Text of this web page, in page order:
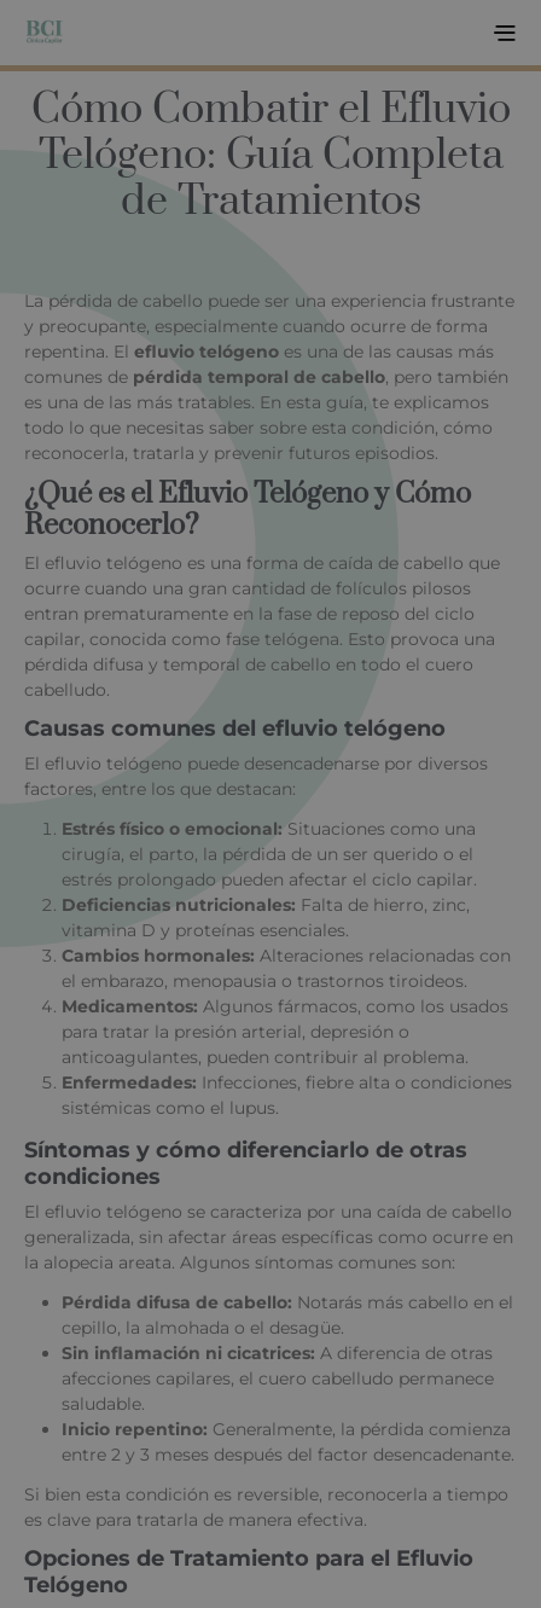
Cómo Combatir el Efluvio
Telógeno: Guía Completa
de Tratamientos
La pérdida de cabello puede ser una experiencia frustrante
y preocupante, especialmente cuando ocurre de forma
repentina. El efluvio telógeno es una de las causas más
comunes de pérdida temporal de cabello, pero también
es una de las más tratables. En esta guía, te explicamos
todo lo que necesitas saber sobre esta condición, cómo
reconocerla, tratarla y prevenir futuros episodios.
¿Qué es el Efluvio Telógeno y Cómo
Reconocerlo?
El efluvio telógeno es una forma de caída de cabello que
ocurre cuando una gran cantidad de folículos pilosos
entran prematuramente en la fase de reposo del ciclo
capilar, conocida como fase telógena. Esto provoca una
pérdida difusa y temporal de cabello en todo el cuero
cabelludo.
Causas comunes del efluvio telógeno
El efluvio telógeno puede desencadenarse por diversos
factores, entre los que destacan:
Estrés físico o emocional: Situaciones como una
cirugía, el parto, la pérdida de un ser querido o el
estrés prolongado pueden afectar el ciclo capilar.
Deficiencias nutricionales: Falta de hierro, zinc,
vitamina D y proteínas esenciales.
Cambios hormonales: Alteraciones relacionadas con
el embarazo, menopausia o trastornos tiroideos.
Medicamentos: Algunos fármacos, como los usados
para tratar la presión arterial, depresión o
anticoagulantes, pueden contribuir al problema.
Enfermedades: Infecciones, fiebre alta o condiciones
sistémicas como el lupus.
Síntomas y cómo diferenciarlo de otras
condiciones
El efluvio telógeno se caracteriza por una caída de cabello
generalizada, sin afectar áreas específicas como ocurre en
la alopecia areata. Algunos síntomas comunes son:
Pérdida difusa de cabello: Notarás más cabello en el
cepillo, la almohada o el desagüe.
Sin inflamación ni cicatrices: A diferencia de otras
afecciones capilares, el cuero cabelludo permanece
saludable.
Inicio repentino: Generalmente, la pérdida comienza
entre 2 y 3 meses después del factor desencadenante.
Si bien esta condición es reversible, reconocerla a tiempo
es clave para tratarla de manera efectiva.
Opciones de Tratamiento para el Efluvio
Telógeno